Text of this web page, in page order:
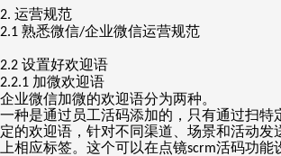
2. 运营规范
2.1 熟悉微信/企业微信运营规范
2.2 设置好欢迎语
2.2.1 加微欢迎语
企业微信加微的欢迎语分为两种。
一种是通过员工活码添加的，只有通过扫特
定的欢迎语，针对不同渠道、场景和活动发
上相应标签。这个可以在点镜scrm活码功能